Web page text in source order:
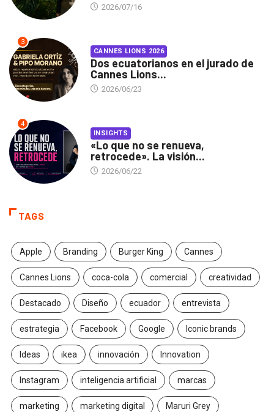
2026/07/16
3
CANNES LIONS 2026
Dos ecuatorianos en el jurado de
Cannes Lions...
2026/06/23
4
INSIGHTS
«Lo que no se renueva,
retrocede». La visión...
2026/06/22
TAGS
Apple Branding Burger King Cannes
Cannes Lions coca-cola comercial creatividad
Destacado Diseño ecuador entrevista
estrategia Facebook Google Iconic brands
Ideas ikea innovación Innovation
Instagram inteligencia artificial marcas
marketing marketing digital Maruri Grey